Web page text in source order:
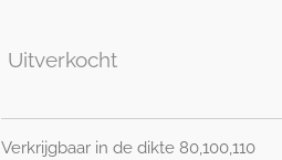
Uitverkocht
Verkrijgbaar in de dikte 80,100,110